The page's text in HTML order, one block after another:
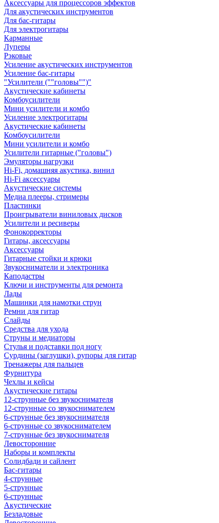
Аксессуары для процессоров эффектов
Для акустических инструментов
Для бас-гитары
Для электрогитары
Карманные
Луперы
Рэковые
Усиление акустических инструментов
Усиление бас-гитары
"Усилители (""головы"")"
Акустические кабинеты
Комбоусилители
Мини усилители и комбо
Усиление электрогитары
Акустические кабинеты
Комбоусилители
Мини усилители и комбо
Усилители гитарные ("головы")
Эмуляторы нагрузки
Hi-Fi, домашняя акустика, винил
Hi-Fi аксессуары
Акустические системы
Медиа плееры, стримеры
Пластинки
Проигрыватели виниловых дисков
Усилители и ресиверы
Фонокорректоры
Гитары, аксессуары
Аксессуары
Гитарные стойки и крюки
Звукосниматели и электроника
Каподастры
Ключи и инструменты для ремонта
Лады
Машинки для намотки струн
Ремни для гитар
Слайды
Средства для ухода
Струны и медиаторы
Стулья и подставки под ногу
Сурдины (заглушки), рупоры для гитар
Тренажеры для пальцев
Фурнитура
Чехлы и кейсы
Акустические гитары
12-струнные без звукоснимателя
12-струнные со звукоснимателем
6-струнные без звукоснимателя
6-струнные со звукоснимателем
7-струнные без звукоснимателя
Левосторонние
Наборы и комплекты
Солидбади и сайлент
Бас-гитары
4-струнные
5-струнные
6-струнные
Акустические
Безладовые